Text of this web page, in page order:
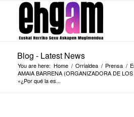
Blog - Latest News
You are here: Home / Orrialdea / Prensa /
AMAIA BARRENA (ORGANIZADORA DE
«¿Por qué la es...